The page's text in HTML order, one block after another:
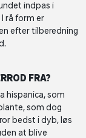
indpas i
rå form er
efter tilberedning
FRA?
hispanica, som
som dog
bedst i dyb, løs
at blive